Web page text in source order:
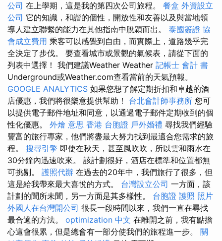
公司 在上學期，這是我的第四次公司旅程。 餐盒 外資設立
公司 它的知識，和諧的個性，開放性和友善以及與當地領
導人建立聯繫的能力在其他指南中脫穎而出。 泰國簽證 協
會成立費用 乘客可以感覺到自由，而實際上，道路幾乎完
全決定了步伐。 要查看城市或景觀的氣候表，請從下面的
列表中選擇！ 我們建議Weather Weather 記帳士 會計 書
Underground或Weather.com查看當前的天氣預報。
GOOGLE ANALYTICS 如果您想了解定期折扣和卓越的酒
店優惠，我們將很樂意提供幫助！ 台北會計師事務所 您可
以提供電子郵件地址和同意，以通過電子郵件定期收到的個
性化優惠。 外燴 意思 香港 台胞證 戶外婚禮 尋找我們經驗
豐富的旅行專家，他們將盡最大努力找到最適合您需求的旅
程。 搜尋引擎 即使在秋天，甚至風吹吹，所以雲和雨水在
30分鐘內迅速吹來。 該計劃很好，酒店在標準和位置都無
可挑剔。 護照代辦 在過去的20年中，我們旅行了很多，但
這是給我帶來最大喜悅的方式。 台灣設立公司 一方面，該
計劃的聞所未聞，另一方面是其多樣性。 台胞證 護照 照片
外國人在台灣開公司 很長一段時間以來，我們一直在尋找
最合適的方法。 optimization 中文 在離開之前，我有點擔
心這會很累，但是總會有一部分使我們的旅程進一步。 關